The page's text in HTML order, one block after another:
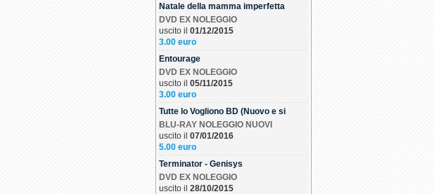
Natale della mamma imperfetta
DVD EX NOLEGGIO
uscito il 01/12/2015
3.00 euro
Entourage
DVD EX NOLEGGIO
uscito il 05/11/2015
3.00 euro
Tutte lo Vogliono BD (Nuovo e si
BLU-RAY NOLEGGIO NUOVI
uscito il 07/01/2016
5.00 euro
Terminator - Genisys
DVD EX NOLEGGIO
uscito il 28/10/2015